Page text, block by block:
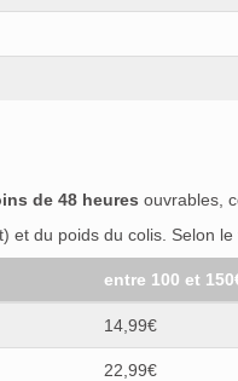
de 48 heures ouvrables,
et du poids du colis. Selon le
entre 100 et
14,99€
22,99€